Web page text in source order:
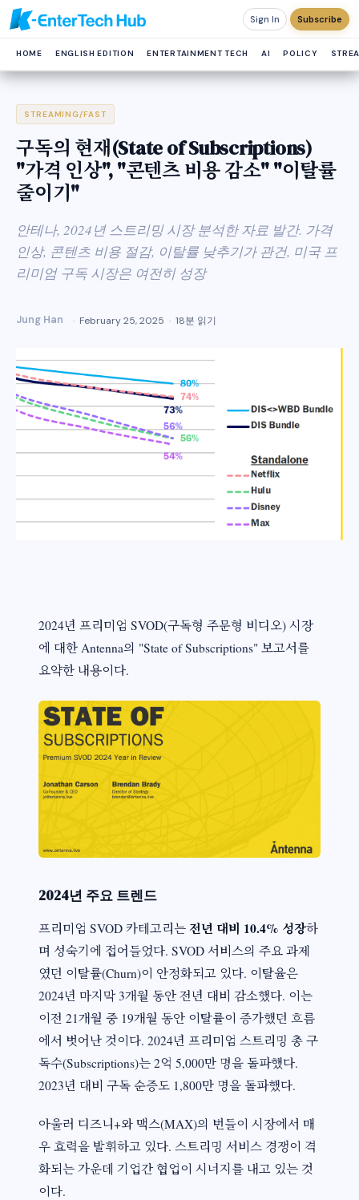
Sign In Subscribe
HOME ENGLISH EDITION ENTERTAINMENT TECH AI POLICY
STREAMING/FAST
구독의 현재(State of Subscriptions)
"가격 인상", "콘텐츠 비용 감소" "이탈률
줄이기"
안테나, 2024년 스트리밍 시장 분석한 자료 발간. 가격
인상, 콘텐츠 비용 절감, 이탈률 낮추기가 관건, 미국 프
리미엄 구독 시장은 여전히 성장
Jung Han February 25, 2025 18분 읽기
2024년 프리미엄 SVOD(구독형 주문형 비디오) 시장
에 대한 Antenna의 "State of Subscriptions" 보고서를
요약한 내용이다.
2024년 주요 트렌드
프리미엄 SVOD 카테고리는 전년 대비 10.4% 성장하
며 성숙기에 접어들었다. SVOD 서비스의 주요 과제
였던 이탈률(Churn)이 안정화되고 있다. 이탈율은
2024년 마지막 3개월 동안 전년 대비 감소했다. 이는
이전 21개월 중 19개월 동안 이탈률이 증가했던 흐름
에서 벗어난 것이다. 2024년 프리미엄 스트리밍 총 구
독수(Subscriptions)는 2억 5,000만 명을 돌파했다.
2023년 대비 구독 순증도 1,800만 명을 돌파했다.
아울러 디즈니+와 맥스(MAX)의 번들이 시장에서 매
우 효력을 발휘하고 있다. 스트리밍 서비스 경쟁이 격
화되는 가운데 기업간 협업이 시너지를 내고 있는 것
이다.